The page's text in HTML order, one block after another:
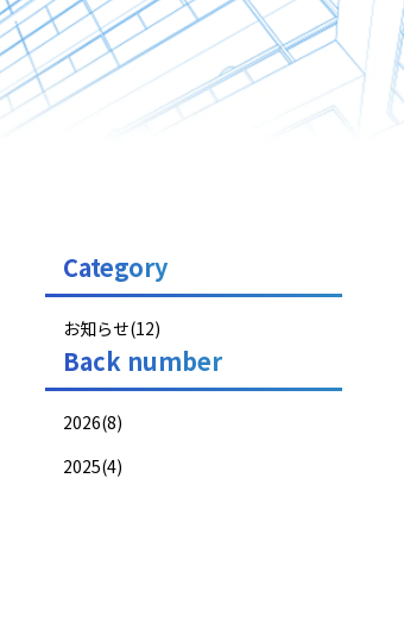
Category
お知らせ(12)
Back number
2026(8)
2025(4)